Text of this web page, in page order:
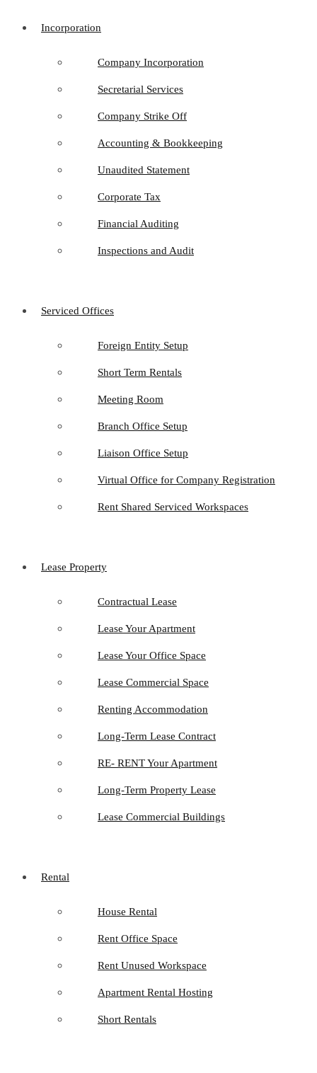
Incorporation
Company Incorporation
Secretarial Services
Company Strike Off
Accounting & Bookkeeping
Unaudited Statement
Corporate Tax
Financial Auditing
Inspections and Audit
Serviced Offices
Foreign Entity Setup
Short Term Rentals
Meeting Room
Branch Office Setup
Liaison Office Setup
Virtual Office for Company Registration
Rent Shared Serviced Workspaces
Lease Property
Contractual Lease
Lease Your Apartment
Lease Your Office Space
Lease Commercial Space
Renting Accommodation
Long-Term Lease Contract
RE- RENT Your Apartment
Long-Term Property Lease
Lease Commercial Buildings
Rental
House Rental
Rent Office Space
Rent Unused Workspace
Apartment Rental Hosting
Short Rentals